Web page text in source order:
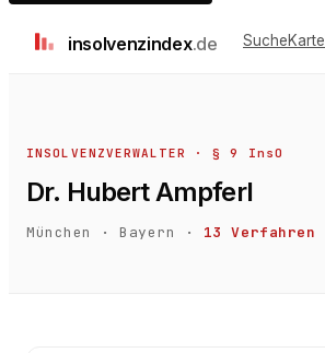
insolvenzindex.de SucheKarte
INSOLVENZVERWALTER · § 9 InsO
Dr. Hubert Ampferl
München ·Bayern · 13 Verfahren